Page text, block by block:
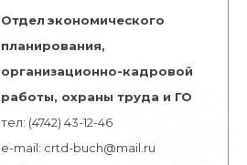
Отдел экономического
планирования,
организационно-кадровой
работы, охраны труда и ГО
тел: (4742) 43-12-46
e-mail: crtd-buch@mail.ru